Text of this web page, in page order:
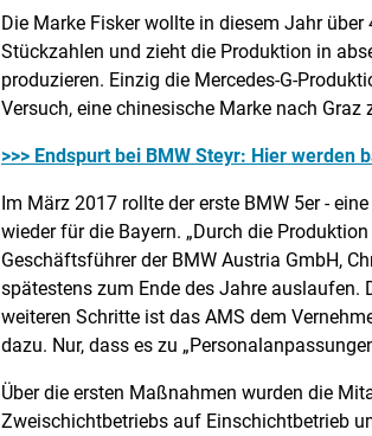
Die Marke Fisker wollte in diesem Jahr
Stückzahlen und zieht die Produktion in
produzieren. Einzig die Mercedes-G-
Versuch, eine chinesische Marke nach
>>> Endspurt bei BMW Steyr: Hier werden
Im März 2017 rollte der erste BMW 5er -
wieder für die Bayern. „Durch die
Geschäftsführer der BMW Austria GmbH,
spätestens zum Ende des Jahre auslaufen.
weiteren Schritte ist das AMS dem
dazu. Nur, dass es zu
Über die ersten Maßnahmen wurden die
Zweischichtbetriebs auf Einschichtbetrieb